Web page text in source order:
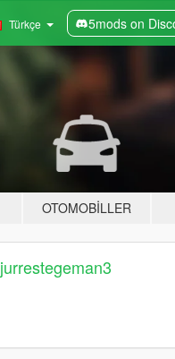
Türkçe 5mods on
OTOMOBILLER
jurrestegeman3